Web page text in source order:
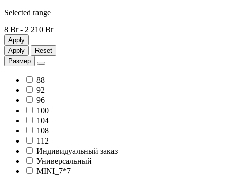
Selected range
8 Br- 2 210 Br
Apply
Apply
Reset
Размер
88
92
96
100
104
108
112
Индивидуальный заказ
Универсальный
MINI_7*7